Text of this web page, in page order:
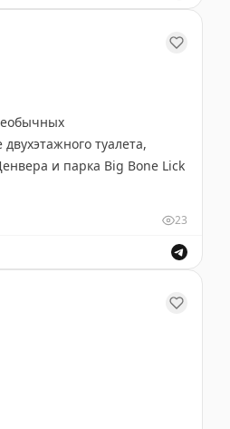
туалета,
и парка Big Bone Lick
штатов, он побывал в
— Мэн с его живописным
возможностей для
23